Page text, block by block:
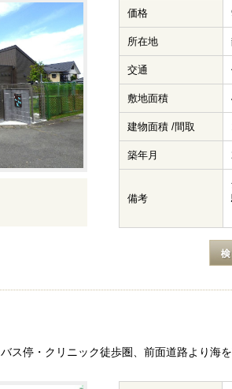
価格
所在地
交通
敷地面積
建物面積 /間取
築年月
備考
バス停・クリニック徒歩圏、前面道路より海